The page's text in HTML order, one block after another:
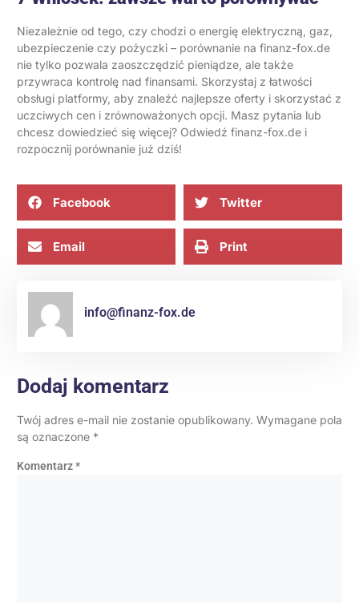
Niezależnie od tego, czy chodzi o energię elektryczną, gaz
ubezpieczenie czy pożyczki – porównanie na finanz-fox.de
nie tylko pozwala zaoszczędzić pieniądze, ale także
przywraca kontrolę nad finansami. Skorzystaj z łatwości
obsługi platformy, aby znaleźć najlepsze oferty i skorzystać z
uczciwych cen i zrównoważonych opcji. Masz pytania lub
chcesz dowiedzieć się więcej? Odwiedź finanz-fox.de i
rozpocznij porównanie już dziś!
Facebook Twitter
Email Print
info@finanz-fox.de
Dodaj komentarz
Twój adres e-mail nie zostanie opublikowany. Wymagane pola
są oznaczone *
Komentarz*